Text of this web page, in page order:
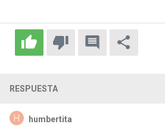
RESPUESTA
humbertita